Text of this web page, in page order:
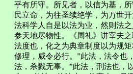
乎有所守。所见者，以信为基，
民立命，为往圣续绝学，为万世
法科学人自是以法为业，然则法
参天地尽物性。《周礼》讲宰夫
法度也，化之为典章制度以为规
修理，威令必行。”此法，法令也
法，杀戮无辜。”此法，刑法也，